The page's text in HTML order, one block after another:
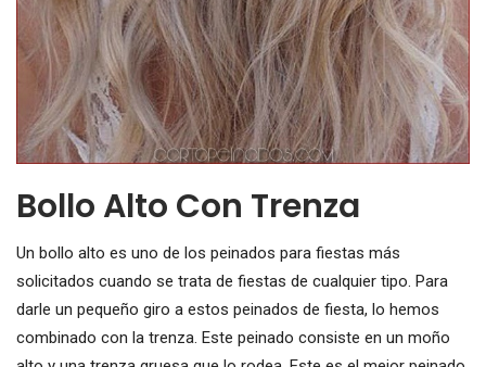
Bollo Alto Con Trenza
Un bollo alto es uno de los peinados para fiestas más
solicitados cuando se trata de fiestas de cualquier tipo. Para
darle un pequeño giro a estos peinados de fiesta, lo hemos
combinado con la trenza. Este peinado consiste en un moño